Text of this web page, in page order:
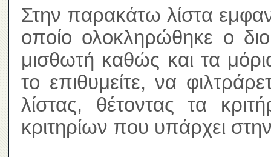
Στην παρακάτω λίστα
οποίο ολοκληρώθηκε ο
μισθωτή καθώς και τα
το επιθυμείτε, να
λίστας, θέτοντας τα
κριτηρίων που υπάρχει